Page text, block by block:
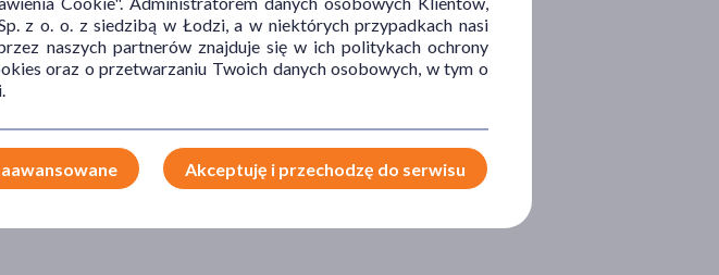
Oczyszcza skórę głowy
łupieżu.
z o. o. z siedzibą w Łodzi, a w niektórych przypadkach nasi
naszych partnerów znajduje się w ich politykach ochrony
oraz o przetwarzaniu Twoich danych osobowych, w tym o
Akceptuję i przechodzę do serwisu